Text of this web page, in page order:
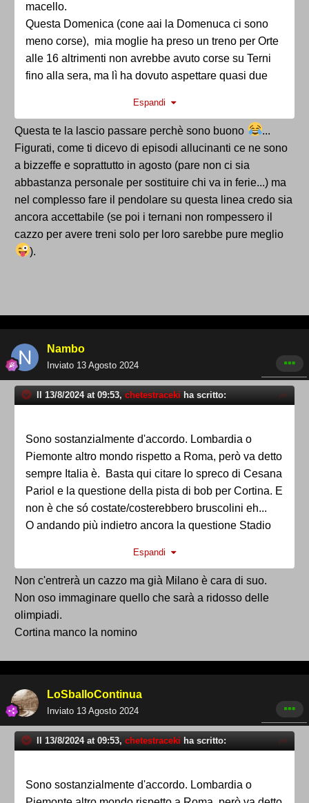
macello.
Questa Domenica (cone aai la Domenuca ci sono
meno corse), mia moglie ha preso un treno per Orte
alle 16 altrimenti non avrebbe avuto corse su Terni
fino alla sera, ma lì ha dovuto aspettare quasi due
E in quanto fuori dal Lazio, paga oltre 100 euro al
mese + metro mensile atac
Espandi
Questa te la lascio passare perchè sono buono
...
Figurati, come ti dicevo di episodi allucinanti ce ne sono
a bizzeffe e soprattutto in agosto (pare non ci sia
abbastanza personale per sostituire chi va in ferie...) ma
nel complesso fare il pendolare su questa linea credo sia
ancora accettabile (se poi i ternani non rompessero il
cazzo per avere treni solo per loro sarebbe pure meglio
).
Nambo
Inviato 13 Agosto 2024
Il 13/8/2024 at 09:53, chetestraceki ha scritto:
Sono sostanzialmente d'accordo. Lombardia o
Piemonte altro mondo rispetto a Roma, però va detto
sempre Italia è. Basta qui citare lo spreco di Cesana
Pariol e la questione della pista di bob per Cortina. E
non è che só costate/costerebbero bruscolini eh...
O andando più indietro ancora la questione Stadio
Espandi
Non c'entrerà un cazzo ma già Milano è cara di suo.
Non oso immaginare quello che sarà a ridosso delle
olimpiadi.
Cortina manco la nomino
LoSballoContinua
Inviato 13 Agosto 2024
Il 13/8/2024 at 09:53, chetestraceki ha scritto:
Sono sostanzialmente d'accordo. Lombardia o